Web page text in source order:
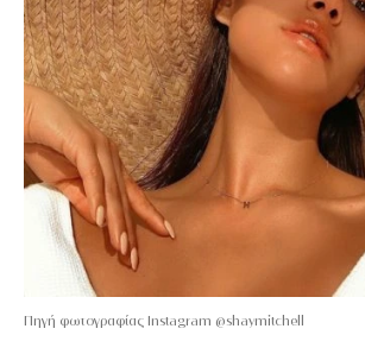
Πηγή φωτογραφίας Instagram @shaymitchell